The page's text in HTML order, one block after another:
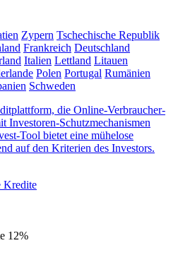
Zypern Tschechische Republik
Frankreich Deutschland
Italien Lettland Litauen
Polen Portugal Rumänien
Schweden
die Online-Verbraucher-
Investoren-Schutzmechanismen
Tool bietet eine mühelose
auf den Kriterien des Investors.
Kredite
12%